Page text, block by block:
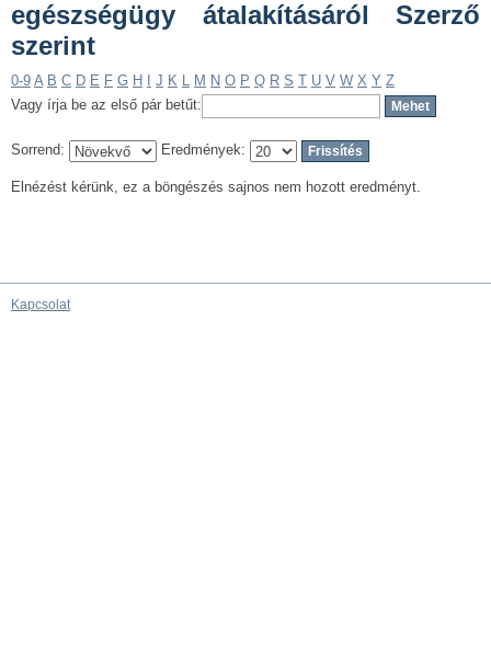
egészségügy átalakításáról Szerző
szerint
0-9 A B C D E F G H J K L M N O P Q R S T U V W X Y Z
Vagy írja be az első pár betűt:
Sorrend: Eredmények:
Elnézést kérünk, ez a böngészés sajnos nem hozott eredményt.
Kapcsolat